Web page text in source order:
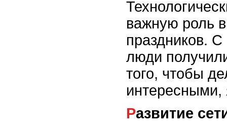
важную роль
праздников.
люди
того, чтобы
Развитие